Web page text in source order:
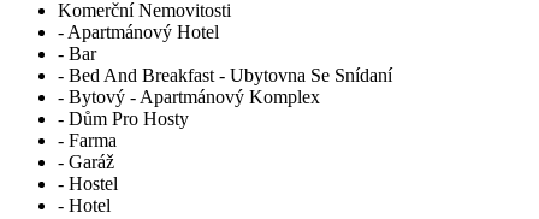
Komerční Nemovitosti
- Apartmánový Hotel
- Bar
- Bed And Breakfast - Ubytovna Se Snídaní
- Bytový - Apartmánový Komplex
- Dům Pro Hosty
- Farma
- Garáž
- Hostel
- Hotel